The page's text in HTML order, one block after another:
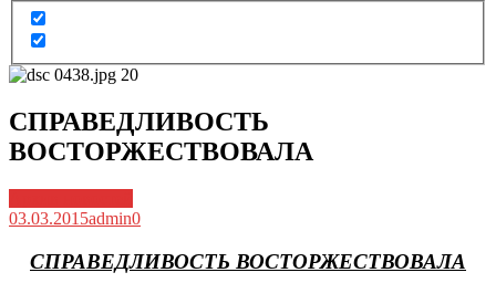
СПРАВЕДЛИВОСТЬ
ВОСТОРЖЕСТВОВАЛА
03.03.2015admin0
СПРАВЕДЛИВОСТЬ ВОСТОРЖЕСТВОВАЛА